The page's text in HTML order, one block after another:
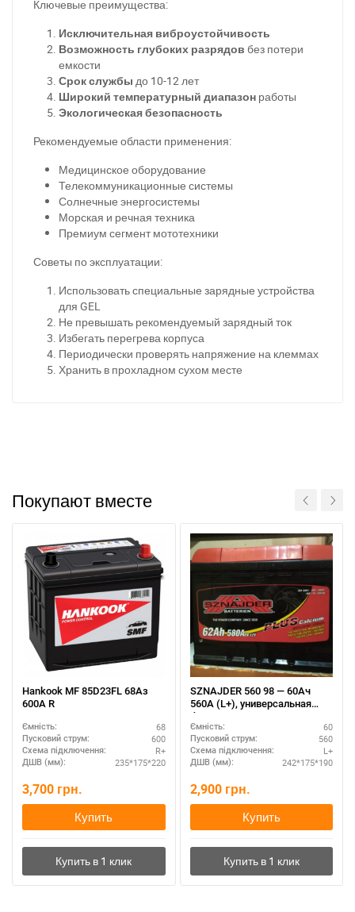
Ключевые преимущества:
Исключительная виброустойчивость
Возможность глубоких разрядов без потери
емкости
Срок службы до 10-12 лет
Широкий температурный диапазон работы
Экологическая безопасность
Рекомендуемые области применения:
Медицинское оборудование
Телекоммуникационные системы
Солнечные энергосистемы
Морская и речная техника
Премиум сегмент мототехники
Советы по эксплуатации:
Использовать специальные зарядные устройства
для GEL
Не превышать рекомендуемый зарядный ток
Избегать перегрева корпуса
Периодически проверять напряжение на клеммах
Хранить в прохладном сухом месте
Покупают вместе
Hankook MF 85D23FL 68Аз
600А R
Ємність: 68
Пусковий струм: 600
Схема підключення: R+
ДШВ (мм): 235*175*220
3,700 грн.
Купить
SZNAJDER 560 98 — 60Ач
560А (L+), универсальная
батарея для авто
Ємність: 60
Пусковий струм: 560
Схема підключення: L+
ДШВ (мм): 242*175*190
2,900 грн.
Купить
За відсутності звязку - дзвоніть, пишіть у Viber / Telegram
Написати в Telegram